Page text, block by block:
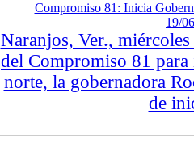
Compromiso 81: Inicia
19/
Naranjos, Ver.,
del Compromiso 81
norte, la gobernadora
de